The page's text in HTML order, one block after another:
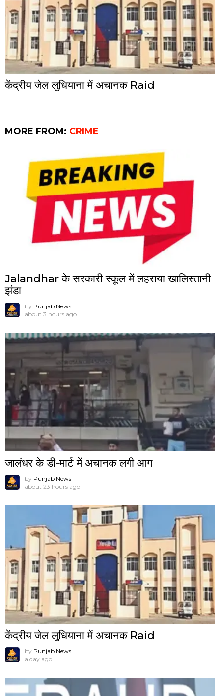
केंद्रीय जेल लुधियाना में अचानक Raid
MORE FROM: CRIME
Jalandhar के सरकारी स्कूल में लहराया खालिस्तानी
झंडा
by Punjab News
about 3 hours ago
जालंधर के डी-मार्ट में अचानक लगी आग
by Punjab News
about 23 hours ago
केंद्रीय जेल लुधियाना में अचानक Raid
by Punjab News
a day ago